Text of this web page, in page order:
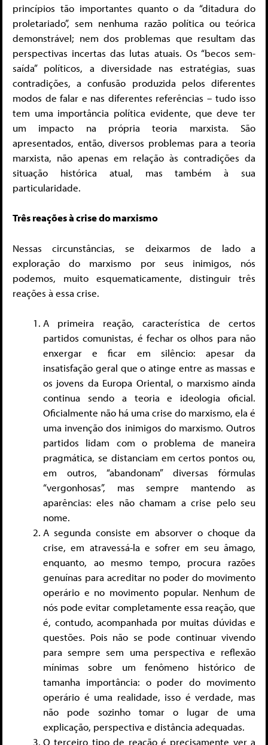
princípios tão importantes quanto o da “ditadura do
proletariado”, sem nenhuma razão política ou teórica
demonstrável; nem dos problemas que resultam das
perspectivas incertas das lutas atuais. Os “becos sem-
saída” políticos, a diversidade nas estratégias, suas
contradições, a confusão produzida pelos diferentes
modos de falar e nas diferentes referências – tudo isso
tem uma importância política evidente, que deve ter
um impacto na própria teoria marxista. São
apresentados, então, diversos problemas para a teoria
marxista, não apenas em relação às contradições da
situação histórica atual, mas também à sua
particularidade.
Três reações à crise do marxismo
Nessas circunstâncias, se deixarmos de lado a
exploração do marxismo por seus inimigos, nós
podemos, muito esquematicamente, distinguir três
reações à essa crise.
A primeira reação, característica de certos
partidos comunistas, é fechar os olhos para não
enxergar e ficar em silêncio: apesar da
insatisfação geral que o atinge entre as massas e
os jovens da Europa Oriental, o marxismo ainda
continua sendo a teoria e ideologia oficial.
Oficialmente não há uma crise do marxismo, ela é
uma invenção dos inimigos do marxismo. Outros
partidos lidam com o problema de maneira
pragmática, se distanciam em certos pontos ou,
em outros, “abandonam” diversas fórmulas
“vergonhosas”, mas sempre mantendo as
aparências: eles não chamam a crise pelo seu
nome.
A segunda consiste em absorver o choque da
crise, em atravessá-la e sofrer em seu âmago,
enquanto, ao mesmo tempo, procura razões
genuínas para acreditar no poder do movimento
operário e no movimento popular. Nenhum de
nós pode evitar completamente essa reação, que
é, contudo, acompanhada por muitas dúvidas e
questões. Pois não se pode continuar vivendo
para sempre sem uma perspectiva e reflexão
mínimas sobre um fenômeno histórico de
tamanha importância: o poder do movimento
operário é uma realidade, isso é verdade, mas
não pode sozinho tomar o lugar de uma
explicação, perspectiva e distância adequadas.
O terceiro tipo de reação é precisamente ver a